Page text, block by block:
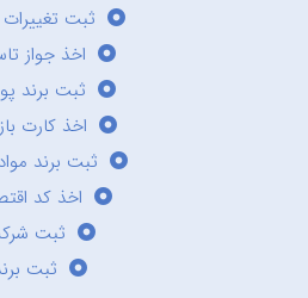
ثبت
اخذ جواز
ثبت برند
اخذ کارت
ثبت برند
اخذ کد
ثبت
ثبت